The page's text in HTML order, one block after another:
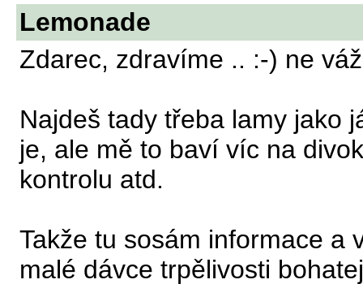
Lemonade
Zdarec, zdravíme .. :-) ne
Najdeš tady třeba lamy jako
je, ale mě to baví víc na
kontrolu atd.
Takže tu sosám informace a
malé dávce trpělivosti